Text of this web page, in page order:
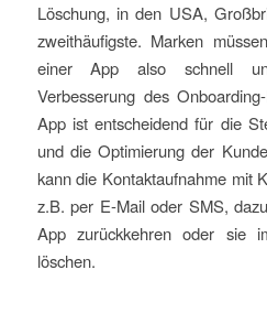
Löschung, in den USA,
zweithäufigste. Marken
einer App also schnell
Verbesserung des
App ist entscheidend für die
und die Optimierung der
kann die Kontaktaufnahme mit
z.B. per E-Mail oder SMS,
App zurückkehren oder sie
löschen.